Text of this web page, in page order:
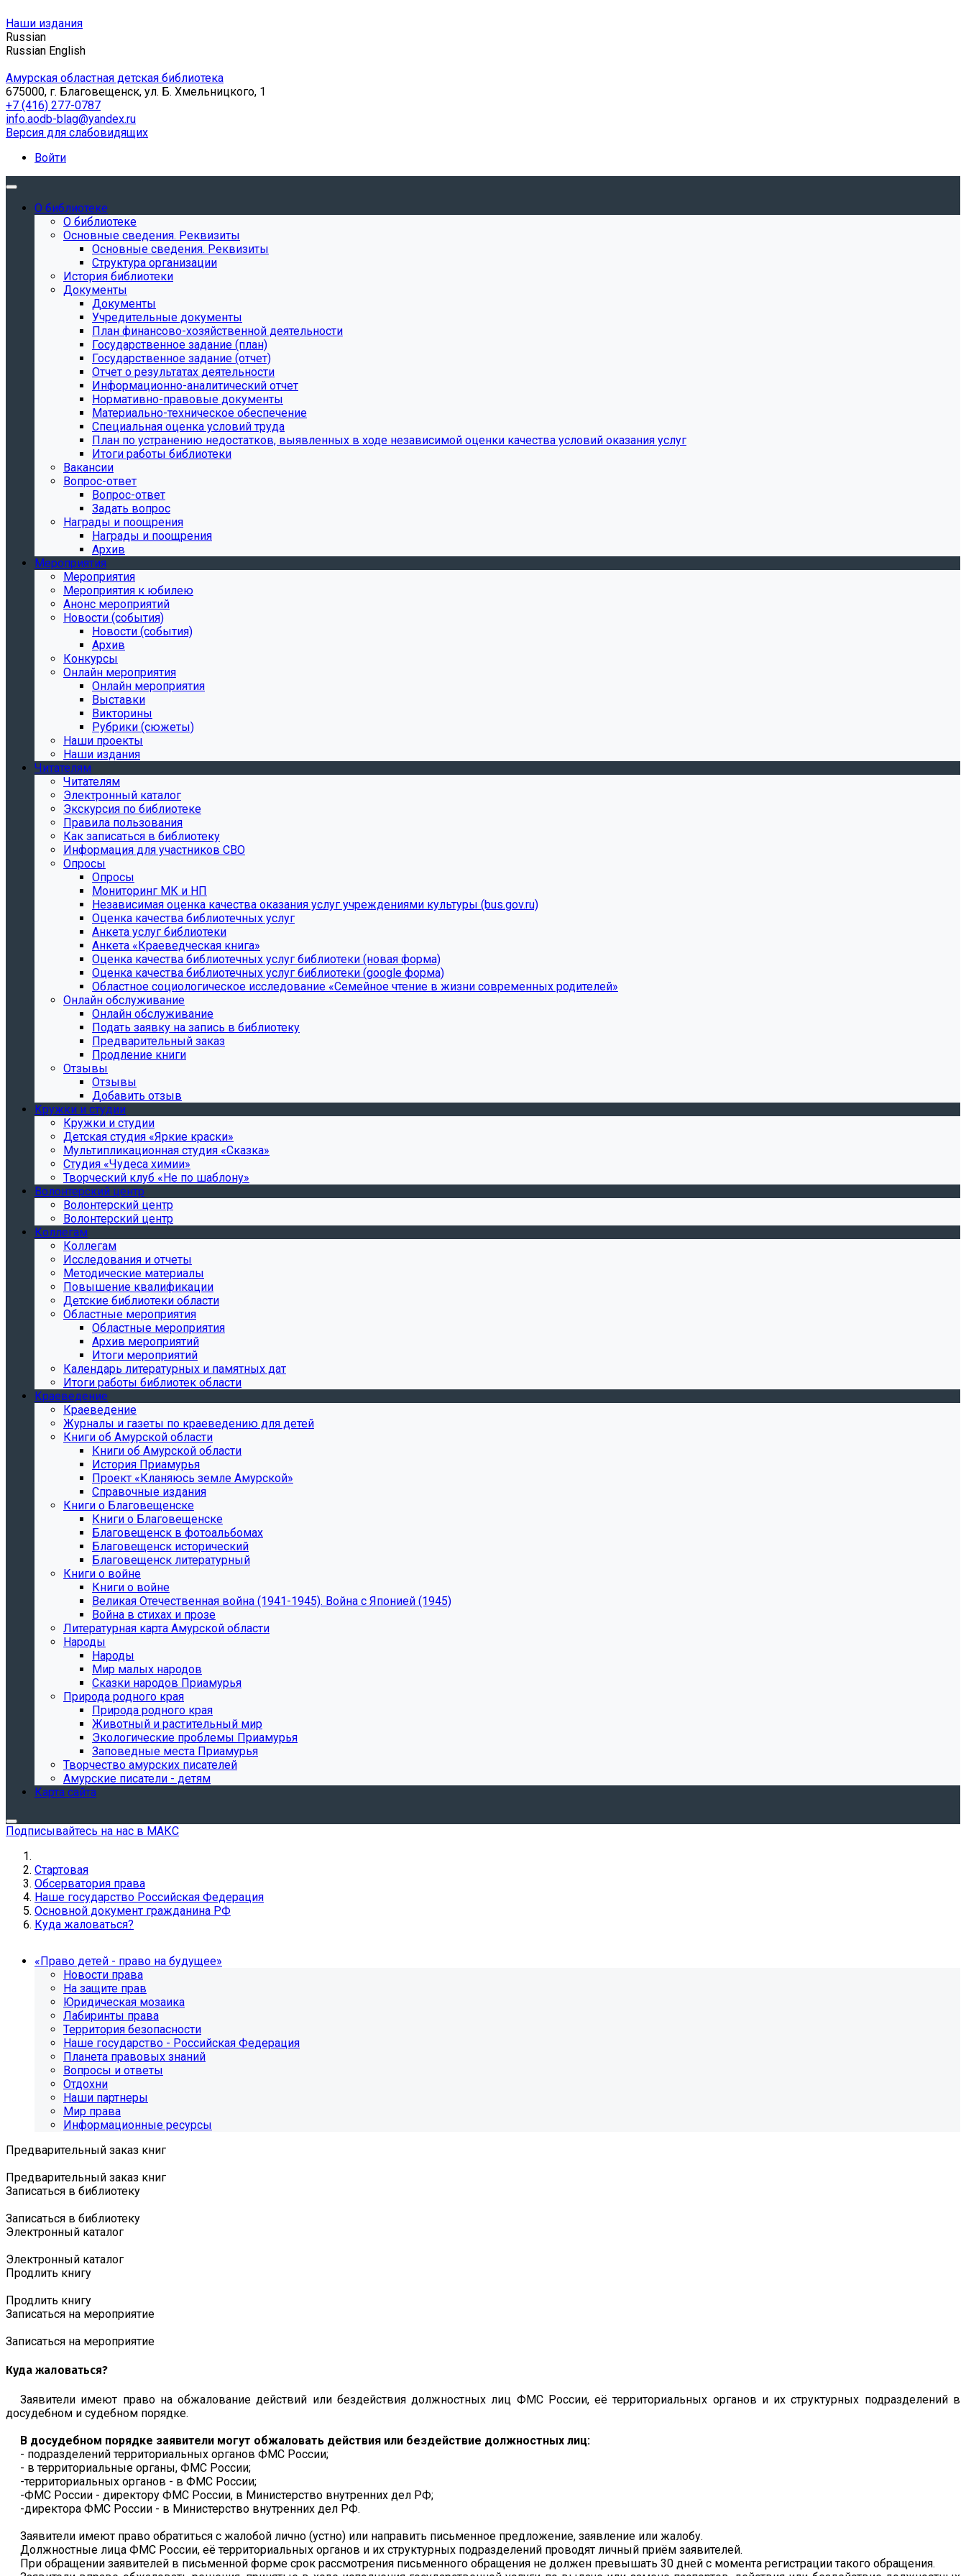
Наши издания
Russian
Russian English
Амурская областная детская библиотека
675000, г. Благовещенск, ул. Б. Хмельницкого, 1
+7 (416) 277-0787
info.aodb-blag@yandex.ru
Версия для слабовидящих
Войти
О библиотеке
О библиотеке
Основные сведения. Реквизиты
Основные сведения. Реквизиты
Структура организации
История библиотеки
Документы
Документы
Учредительные документы
План финансово-хозяйственной деятельности
Государственное задание (план)
Государственное задание (отчет)
Отчет о результатах деятельности
Информационно-аналитический отчет
Нормативно-правовые документы
Материально-техническое обеспечение
Специальная оценка условий труда
План по устранению недостатков, выявленных в ходе независимой оценки качества условий оказания услуг
Итоги работы библиотеки
Вакансии
Вопрос-ответ
Вопрос-ответ
Задать вопрос
Награды и поощрения
Награды и поощрения
Архив
Мероприятия
Мероприятия
Мероприятия к юбилею
Анонс мероприятий
Новости (события)
Новости (события)
Архив
Конкурсы
Онлайн мероприятия
Онлайн мероприятия
Выставки
Викторины
Рубрики (сюжеты)
Наши проекты
Наши издания
Читателям
Читателям
Электронный каталог
Экскурсия по библиотеке
Правила пользования
Как записаться в библиотеку
Информация для участников СВО
Опросы
Опросы
Мониторинг МК и НП
Независимая оценка качества оказания услуг учреждениями культуры (bus.gov.ru)
Оценка качества библиотечных услуг
Анкета услуг библиотеки
Анкета «Краеведческая книга»
Oценка качества библиотечных услуг библиотеки (новая форма)
Oценка качества библиотечных услуг библиотеки (google форма)
Областное социологическое исследование «Семейное чтение в жизни современных родителей»
Онлайн обслуживание
Онлайн обслуживание
Подать заявку на запись в библиотеку
Предварительный заказ
Продление книги
Отзывы
Отзывы
Добавить отзыв
Кружки и студии
Кружки и студии
Детская студия «Яркие краски»
Мультипликационная студия «Сказка»
Студия «Чудеса химии»
Творческий клуб «Не по шаблону»
Волонтерский центр
Волонтерский центр
Волонтерский центр
Коллегам
Коллегам
Исследования и отчеты
Методические материалы
Повышение квалификации
Детские библиотеки области
Областные мероприятия
Областные мероприятия
Архив мероприятий
Итоги мероприятий
Календарь литературных и памятных дат
Итоги работы библиотек области
Краеведение
Краеведение
Журналы и газеты по краеведению для детей
Книги об Амурской области
Книги об Амурской области
История Приамурья
Проект «Кланяюсь земле Амурской»
Справочные издания
Книги о Благовещенске
Книги о Благовещенске
Благовещенск в фотоальбомах
Благовещенск исторический
Благовещенск литературный
Книги о войне
Книги о войне
Великая Отечественная война (1941-1945). Война с Японией (1945)
Война в стихах и прозе
Литературная карта Амурской области
Народы
Народы
Мир малых народов
Сказки народов Приамурья
Природа родного края
Природа родного края
Животный и растительный мир
Экологические проблемы Приамурья
Заповедные места Приамурья
Творчество амурских писателей
Амурские писатели - детям
Карта сайта
Подписывайтесь на нас в МАКС
Стартовая
Обсерватория права
Наше государство Российская Федерация
Основной документ гражданина РФ
Куда жаловаться?
«Право детей - право на будущее»
Новости права
На защите прав
Юридическая мозаика
Лабиринты права
Территория безопасности
Наше государство - Российская Федерация
Планета правовых знаний
Вопросы и ответы
Отдохни
Наши партнеры
Мир права
Информационные ресурсы
Предварительный заказ книг
Предварительный заказ книг
Записаться в библиотеку
Записаться в библиотеку
Электронный каталог
Электронный каталог
Продлить книгу
Продлить книгу
Записаться на мероприятие
Записаться на мероприятие
Куда жаловаться?
Заявители имеют право на обжалование действий или бездействия должностных лиц ФМС России, её территориальных органов и их структурных подразделений в
досудебном и судебном порядке.
В досудебном порядке заявители могут обжаловать действия или бездействие должностных лиц:
- подразделений территориальных органов ФМС России;
- в территориальные органы, ФМС России;
-территориальных органов - в ФМС России;
-ФМС России - директору ФМС России, в Министерство внутренних дел РФ;
-директора ФМС России - в Министерство внутренних дел РФ.
Заявители имеют право обратиться с жалобой лично (устно) или направить письменное предложение, заявление или жалобу.
Должностные лица ФМС России, её территориальных органов и их структурных подразделений проводят личный приём заявителей.
При обращении заявителей в письменной форме срок рассмотрения письменного обращения не должен превышать 30 дней с момента регистрации такого обращения.